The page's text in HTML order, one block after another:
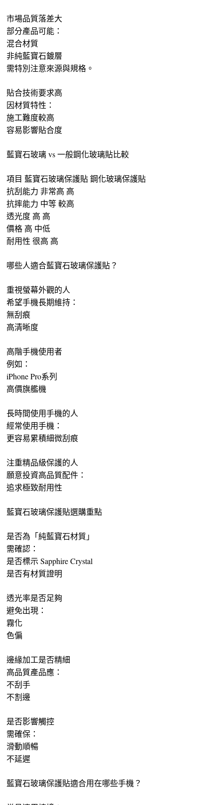
市場品質落差大
部分產品可能：
混合材質
非純藍寶石鍍層
需特別注意來源與規格。
貼合技術要求高
因材質特性：
施工難度較高
容易影響貼合度
藍寶石玻璃 vs 一般鋼化玻璃貼比較
項目 藍寶石玻璃保護貼 鋼化玻璃保護貼
抗刮能力 非常高 高
抗摔能力 中等 較高
透光度 高 高
價格 高 中低
耐用性 很高 高
哪些人適合藍寶石玻璃保護貼？
重視螢幕外觀的人
希望手機長期維持：
無刮痕
高清晰度
高階手機使用者
例如：
iPhone Pro系列
高價旗艦機
長時間使用手機的人
經常使用手機：
更容易累積細微刮痕
注重精品級保護的人
願意投資高品質配件：
追求極致耐用性
藍寶石玻璃保護貼選購重點
是否為「純藍寶石材質」
需確認：
是否標示 Sapphire Crystal
是否有材質證明
透光率是否足夠
避免出現：
霧化
色偏
邊緣加工是否精細
高品質產品應：
不刮手
不割邊
是否影響觸控
需確保：
滑動順暢
不延遲
藍寶石玻璃保護貼適合用在哪些手機？